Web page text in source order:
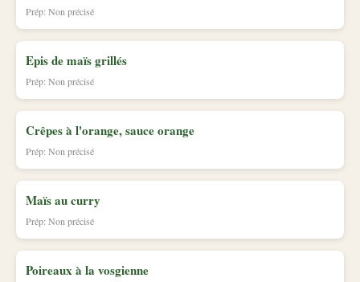
Prép: Non précisé
Epis de maïs grillés
Prép: Non précisé
Crêpes à l'orange, sauce orange
Prép: Non précisé
Maïs au curry
Prép: Non précisé
Poireaux à la vosgienne